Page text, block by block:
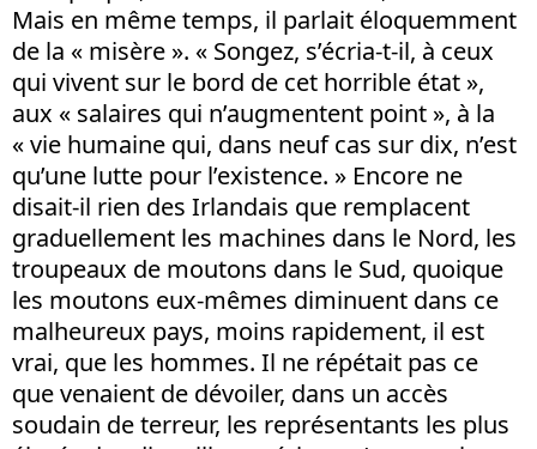
Mais en même temps, il parlait éloquemment
de la « misère ». « Songez, s’écria-t-il, à ceux
qui vivent sur le bord de cet horrible état »,
aux « salaires qui n’augmentent point », à la
« vie humaine qui, dans neuf cas sur dix, n’est
qu’une lutte pour l’existence. » Encore ne
disait-il rien des Irlandais que remplacent
graduellement les machines dans le Nord, les
troupeaux de moutons dans le Sud, quoique
les moutons eux-mêmes diminuent dans ce
malheureux pays, moins rapidement, il est
vrai, que les hommes. Il ne répétait pas ce
que venaient de dévoiler, dans un accès
soudain de terreur, les représentants les plus